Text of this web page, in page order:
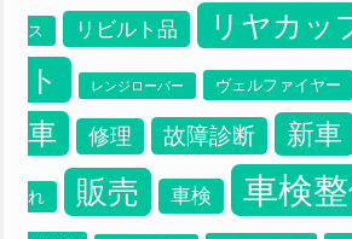
ス リビルト品
リヤカッ
ト
レンジローバー ヴェルファイヤー
車
修理 故障診断 新車
れ 販売 車検 車検